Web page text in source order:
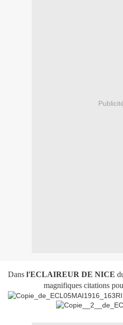
Dans l'ECLAIREUR DE NICE
magnifiques citations pour